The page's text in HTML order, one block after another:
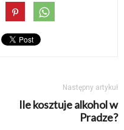
Następny artykuł
Ile kosztuje alkohol w
Pradze?